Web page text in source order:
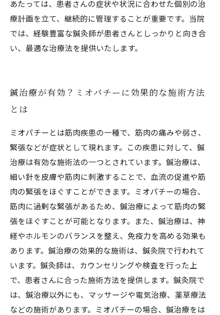
あたっては、患者さんの症状や状況に合わせた個別の治
療計画を立て、継続的に管理することが重要です。当院
では、経験豊富な鍼灸師が患者さんとしっかりと向き合
い、最適な治療法を提供いたします。
鍼治療が有効？ミオパチーに効果的な施術方法
とは
ミオパチーとは筋肉疾患の一種で、筋肉の痛みや弱さ、
緊張などが症状として現れます。この疾患に対して、鍼
治療は有効な施術法の一つとされています。鍼治療は、
細い針を皮膚や筋肉に刺激することで、血流の促進や筋
肉の緊張をほぐすことができます。ミオパチーの場合、
筋肉に過剰な緊張があるため、鍼治療によって筋肉の緊
張をほぐすことが可能となります。また、鍼治療は、神
経やホルモンのバランスを整え、免疫力を高める効果も
あります。鍼治療の効果的な施術は、鍼灸院で行われて
います。鍼灸師は、カウンセリングや検査を行った上
で、患者さんに合った施術方法を提供します。鍼灸院で
は、鍼治療以外にも、マッサージや電気治療、薬草療法
などの施術があります。ミオパチーの場合、鍼治療をは